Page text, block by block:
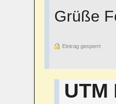
Grüße
Eintrag gesperrt